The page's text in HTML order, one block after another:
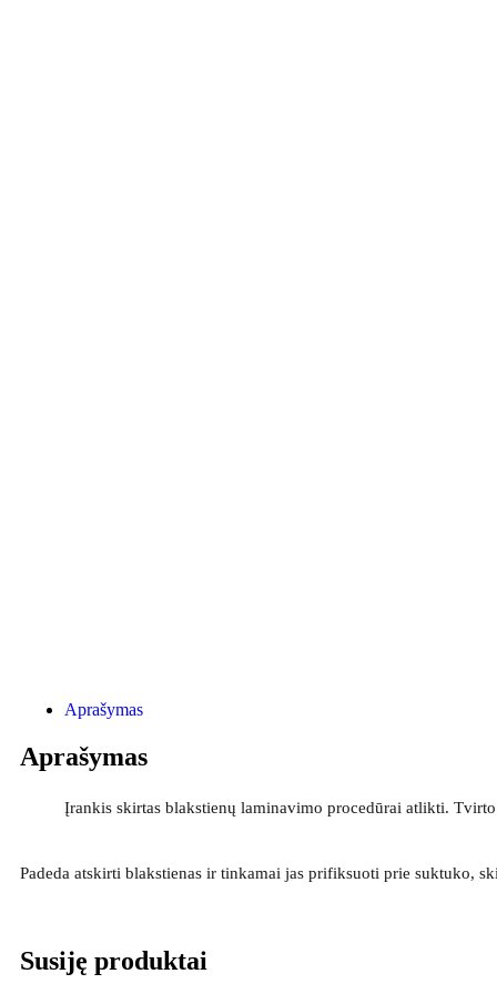
Aprašymas
Aprašymas
Įrankis skirtas blakstienų laminavimo procedūrai atlikti.
Padeda atskirti blakstienas ir tinkamai jas prifiksuoti prie suktuko,
Susiję produktai